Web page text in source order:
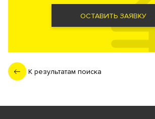
ОСТАВИТЬ ЗАЯВКУ
К результатам поиска